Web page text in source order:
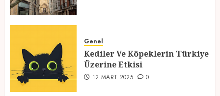
Genel
Kediler Ve Köpeklerin Türkiye
Üzerine Etkisi
12 MART 2025 0